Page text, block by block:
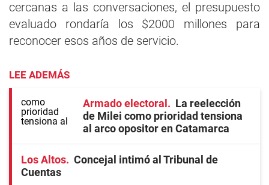
cercanas a las conversaciones, el presupuesto
evaluado rondaría los $2000 millones para
reconocer esos años de servicio.
LEE ADEMÁS
Armado electoral
La reelección
de Milei como prioridad tensiona
al arco opositor en Catamarca
Los Altos
Concejal intimó al Tribunal de
Cuentas